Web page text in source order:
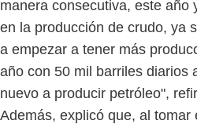
manera consecutiva, este año
en la producción de crudo, ya
a empezar a tener más
año con 50 mil barriles diarios
nuevo a producir petróleo",
Además, explicó que, al tomar